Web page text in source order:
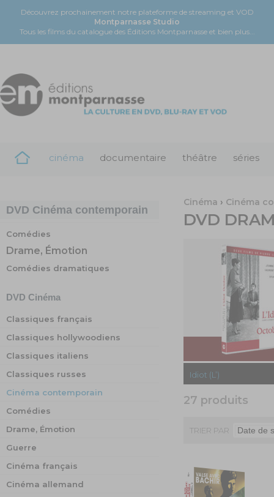
Découvrez prochainement notre plateforme de streaming et VOD
Montparnasse Studio
Tous les films du catalogue des Éditions Montparnasse et bien plus...
cinéma documentaire théâtre séries
DVD Cinéma contemporain
Comédies
Drame, Émotion
Comédies dramatiques
DVD Cinéma
Classiques français
Classiques hollywoodiens
Classiques italiens
Classiques russes
Cinéma contemporain
Comédies
Drame, Émotion
Guerre
Cinéma français
Cinéma allemand
Cinéma › Cinéma
DVD
Idiot (L’)
27 produits
TRIER PAR